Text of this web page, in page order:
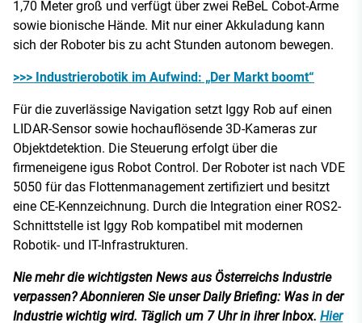
1,70 Meter groß und verfügt über zwei ReBeL Cobot-Arme
sowie bionische Hände. Mit nur einer Akkuladung kann
sich der Roboter bis zu acht Stunden autonom bewegen.
>>> Industrierobotik im Aufwind: „Der Markt boomt“
Für die zuverlässige Navigation setzt Iggy Rob auf einen
LIDAR-Sensor sowie hochauflösende 3D-Kameras zur
Objektdetektion. Die Steuerung erfolgt über die
firmeneigene igus Robot Control. Der Roboter ist nach VDE
5050 für das Flottenmanagement zertifiziert und besitzt
eine CE-Kennzeichnung. Durch die Integration einer ROS2-
Schnittstelle ist Iggy Rob kompatibel mit modernen
Robotik- und IT-Infrastrukturen.
Nie mehr die wichtigsten News aus Österreichs Industrie
verpassen? Abonnieren Sie unser Daily Briefing: Was in der
Industrie wichtig wird. Täglich um 7 Uhr in ihrer Inbox. Hier